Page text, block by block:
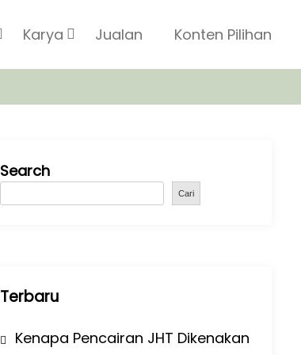
Karya Jualan Konten Pilihan
Search
Cari
Terbaru
Kenapa Pencairan JHT Dikenakan